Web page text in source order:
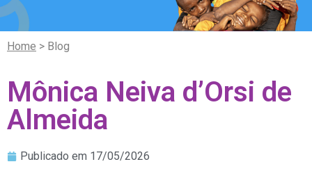
Home > Blog
Mônica Neiva d’Orsi de
Almeida
Publicado em 17/05/2026